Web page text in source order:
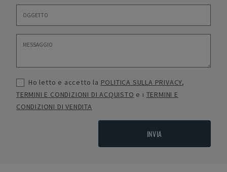
Ho letto e accetto la POLITICA SULLA PRIVACY,
TERMINI E CONDIZIONI DI ACQUISTO e i TERMINI E
CONDIZIONI DI VENDITA
INVIA